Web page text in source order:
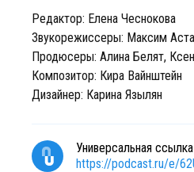
Редактор: Елена Чеснокова
Звукорежиссеры: Максим
Продюсеры: Алина Белят,
Композитор: Кира Вайнштейн
Дизайнер: Карина Язылян
Универсальная ссылка
https://podcast.ru/e/